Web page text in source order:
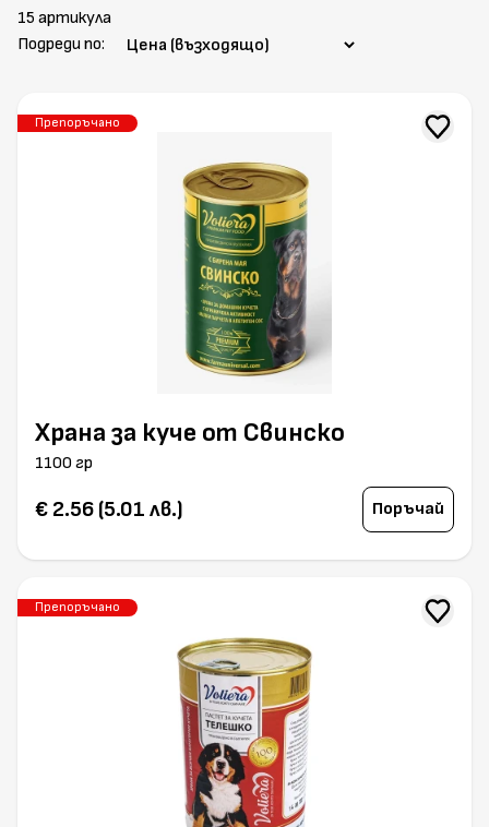
15 артикула
Подреди по:
Храна за куче от Свинско
1100 гр
Препоръчано
€ 2.56 (5.01 лв.) Поръчай
Препоръчано